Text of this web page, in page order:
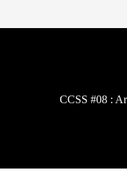
CCSS #08 :